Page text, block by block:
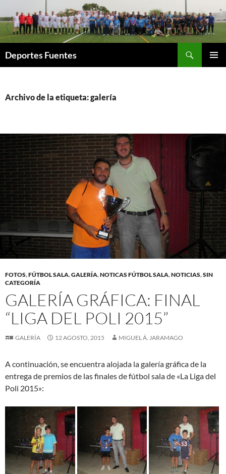
al
contenido
Deportes Fuentes
Archivo de la etiqueta: galería
FOTOS,FÚTBOL SALA,GALERÍA,NOTICAS FÚTBOL SALA,NOTICIAS,SIN
CATEGORÍA
GALERÍA GRÁFICA: FINAL
“LIGA DEL POLI 2015”
GALERÍA 12 AGOSTO, 2015 MIGUEL Á. JARAMAGO
A continuación, se encuentra alojada la galería gráfica de la
entrega de premios de las finales de fútbol sala de «La Liga del
Poli 2015»: